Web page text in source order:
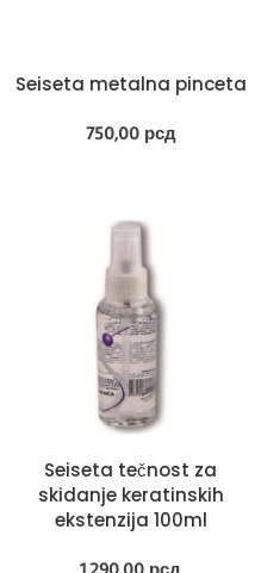
Seiseta metalna pinceta
750,00 рсд
Seiseta tečnost za
skidanje keratinskih
ekstenzija 100ml